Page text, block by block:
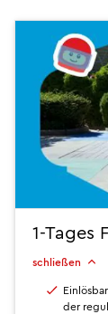
1-Tages
schließen
der